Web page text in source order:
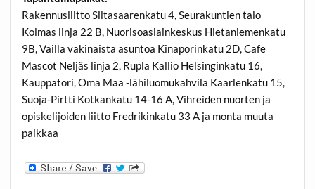
Rakennusliitto Siltasaarenkatu 4, Seurakuntien talo
Kolmas linja 22 B, Nuorisoasiainkeskus Hietaniemenkatu
9B, Vailla vakinaista asuntoa Kinaporinkatu 2D, Cafe
Mascot Neljäs linja 2, Rupla Kallio Helsinginkatu 16,
Kauppatori, Oma Maa -lähiluomukahvila Kaarlenkatu 15,
Suoja-Pirtti Kotkankatu 14-16 A, Vihreiden nuorten ja
opiskelijoiden liitto Fredrikinkatu 33 A ja monta muuta
paikkaa